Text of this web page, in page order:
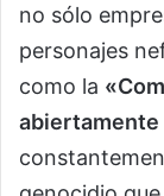
no sólo
personajes
como la
abiertamente